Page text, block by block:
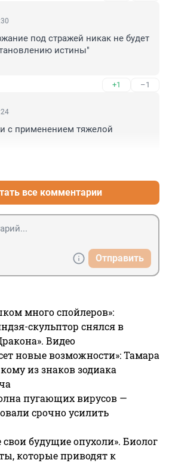
под стражей никак не будет
истины"
не задумываясь.
прятаться.
+1 –1
с применением тяжелой
все комментарии
Отправить
много спойлеров»:
скульптор снялся в
Видео
новые возможности»: Тамара
из знаков зодиака
пугающих вирусов —
срочно усилить
будущие опухоли». Биолог
которые приводят к